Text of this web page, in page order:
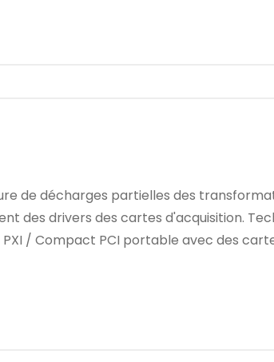
de décharges partielles des
des drivers des cartes d'acquisition.
/ Compact PCI portable avec des